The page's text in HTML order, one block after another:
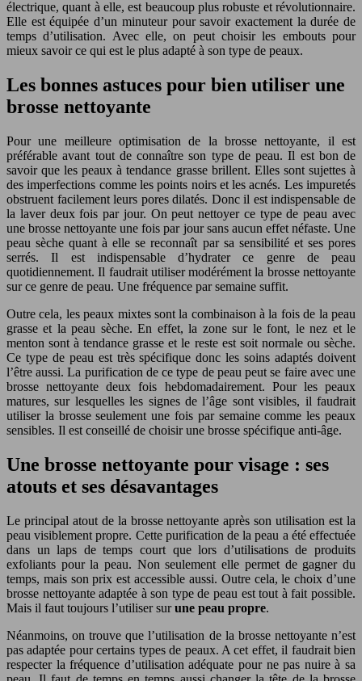
électrique, quant à elle, est beaucoup plus robuste et révolutionnaire.
Elle est équipée d’un minuteur pour savoir exactement la durée de
temps d’utilisation. Avec elle, on peut choisir les embouts pour
mieux savoir ce qui est le plus adapté à son type de peaux.
Les bonnes astuces pour bien utiliser une
brosse nettoyante
Pour une meilleure optimisation de la brosse nettoyante, il est
préférable avant tout de connaître son type de peau. Il est bon de
savoir que les peaux à tendance grasse brillent. Elles sont sujettes à
des imperfections comme les points noirs et les acnés. Les impuretés
obstruent facilement leurs pores dilatés. Donc il est indispensable de
la laver deux fois par jour. On peut nettoyer ce type de peau avec
une brosse nettoyante une fois par jour sans aucun effet néfaste. Une
peau sèche quant à elle se reconnaît par sa sensibilité et ses pores
serrés. Il est indispensable d’hydrater ce genre de peau
quotidiennement. Il faudrait utiliser modérément la brosse nettoyante
sur ce genre de peau. Une fréquence par semaine suffit.
Outre cela, les peaux mixtes sont la combinaison à la fois de la peau
grasse et la peau sèche. En effet, la zone sur le font, le nez et le
menton sont à tendance grasse et le reste est soit normale ou sèche.
Ce type de peau est très spécifique donc les soins adaptés doivent
l’être aussi. La purification de ce type de peau peut se faire avec une
brosse nettoyante deux fois hebdomadairement. Pour les peaux
matures, sur lesquelles les signes de l’âge sont visibles, il faudrait
utiliser la brosse seulement une fois par semaine comme les peaux
sensibles. Il est conseillé de choisir une brosse spécifique anti-âge.
Une brosse nettoyante pour visage : ses
atouts et ses désavantages
Le principal atout de la brosse nettoyante après son utilisation est la
peau visiblement propre. Cette purification de la peau a été effectuée
dans un laps de temps court que lors d’utilisations de produits
exfoliants pour la peau. Non seulement elle permet de gagner du
temps, mais son prix est accessible aussi. Outre cela, le choix d’une
brosse nettoyante adaptée à son type de peau est tout à fait possible.
Mais il faut toujours l’utiliser surune peau propre.
Néanmoins, on trouve que l’utilisation de la brosse nettoyante n’est
pas adaptée pour certains types de peaux. A cet effet, il faudrait bien
respecter la fréquence d’utilisation adéquate pour ne pas nuire à sa